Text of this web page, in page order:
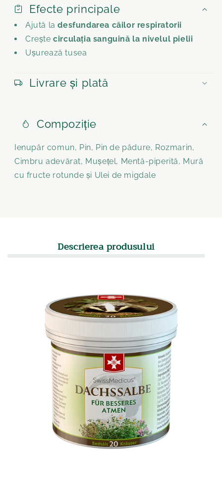
uleiuri
esențiale
verringern
uleiuri
esențiale
erhöhen
Efecte principale
Ajută ladesfundarea căilor respiratorii
Creștecirculația sanguină la nivelul pielii
Ușurează tusea
Livrare și plată
Compoziție
Ienupăr comun, Pin, Pin de pădure, Rozmarin,
Cimbru adevărat, Mușețel, Mentă-piperită, Mură
cu fructe rotunde și Ulei de migdale
Descrierea produsului